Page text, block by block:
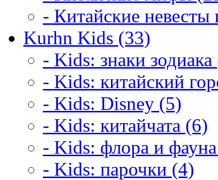
- Китайские
Kurhn Kids (33)
- Kids: знаки
- Kids: китайский
- Kids: Disney (5)
- Kids: китайчата (6)
- Kids: флора и
- Kids: парочки (4)